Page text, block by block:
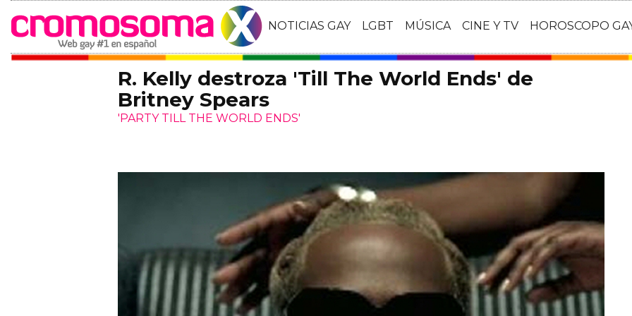
NOTICIAS GAY LGBT MÚSICA CINE Y TV HOROSCOPO
R. Kelly destroza 'Till The World Ends' de
Britney Spears
'PARTY TILL THE WORLD ENDS'